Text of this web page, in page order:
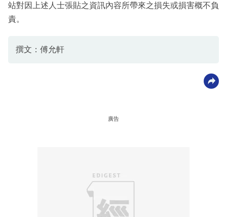
站對因上述人士張貼之資訊內容所帶來之損失或損害概不負
責。
撰文：傅允軒
廣告